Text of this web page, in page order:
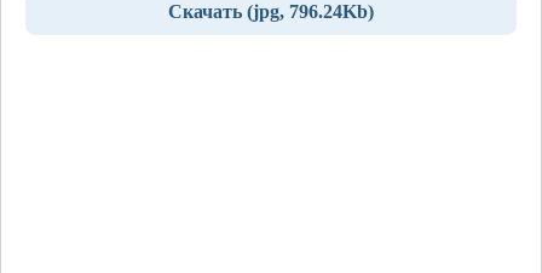
Скачать (jpg, 796.24Kb)